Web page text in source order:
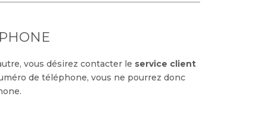
vous désirez contacter le service client
de téléphone, vous ne pourrez donc